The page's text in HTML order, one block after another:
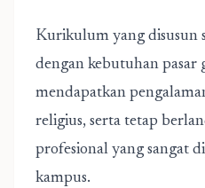
Kurikulum yang disusun
dengan kebutuhan pasar
mendapatkan
religius, serta tetap
profesional yang sangat
kampus.